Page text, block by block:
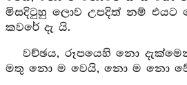
මිසදිටුහු ලොව උපදිත් නම් එයට
කවරේ දැ යි.
වච්ඡය, රූපයෙහි නො
මතු නො ම වෙයි, නො ම නො